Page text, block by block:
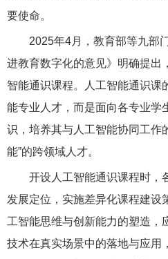
要使命。
2025年4月，教育部等九部门
进教育数字化的意见》明确提出
智能通识课程。人工智能通识课
能专业人才，而是面向各专业学
识，培养其与人工智能协同工作
能”的跨领域人才。
开设人工智能通识课程时，
发展定位，实施差异化课程建设
工智能思维与创新能力的塑造，
技术在真实场景中的落地与应用